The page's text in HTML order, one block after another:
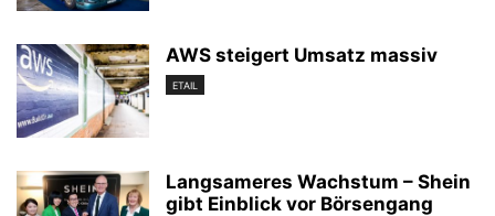
AWS steigert Umsatz massiv
ETAIL
Langsameres Wachstum – Shein
gibt Einblick vor Börsengang